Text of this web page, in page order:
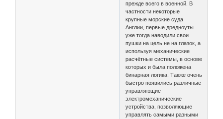
прежде всего в военной. В
частности некоторые
крупные морские суда
Англии, первые дредноуты
уже тогда наводили свои
пушки на цель не на глазок, а
используя механические
расчётные системы, в основе
которых и была положена
бинарная логика. Также очень
быстро появились различные
управляющие
электромеханические
устройства, позволяющие
управлять самыми разными